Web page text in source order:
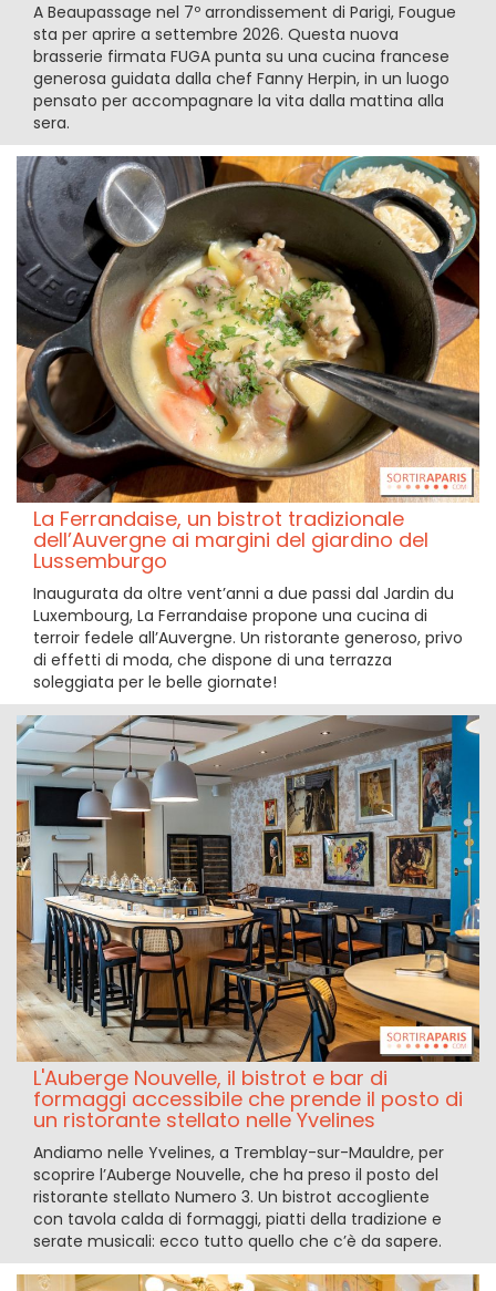
A Beaupassage nel 7º arrondissement di Parigi, Fougue
sta per aprire a settembre 2026. Questa nuova
brasserie firmata FUGA punta su una cucina francese
generosa guidata dalla chef Fanny Herpin, in un luogo
pensato per accompagnare la vita dalla mattina alla
sera.
La Ferrandaise, un bistrot tradizionale
dell’Auvergne ai margini del giardino del
Lussemburgo
Inaugurata da oltre vent’anni a due passi dal Jardin du
Luxembourg, La Ferrandaise propone una cucina di
terroir fedele all’Auvergne. Un ristorante generoso, privo
di effetti di moda, che dispone di una terrazza
soleggiata per le belle giornate!
L'Auberge Nouvelle, il bistrot e bar di
formaggi accessibile che prende il posto di
un ristorante stellato nelle Yvelines
Andiamo nelle Yvelines, a Tremblay-sur-Mauldre, per
scoprire l’Auberge Nouvelle, che ha preso il posto del
ristorante stellato Numero 3. Un bistrot accogliente
con tavola calda di formaggi, piatti della tradizione e
serate musicali: ecco tutto quello che c’è da sapere.